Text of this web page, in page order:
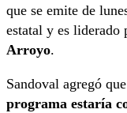
que se emite de
estatal y es liderado
Arroyo.
Sandoval agregó que
programa estaría